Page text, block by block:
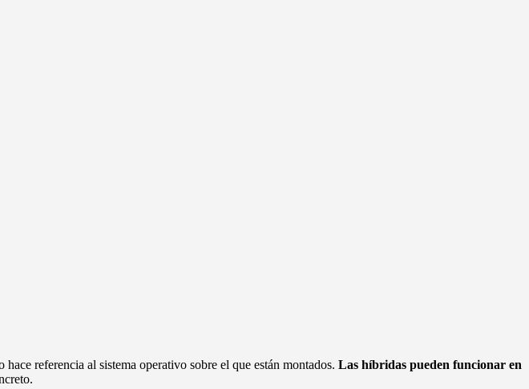
referencia al sistema operativo sobre el que están montados. Las híbridas pueden funcionar en